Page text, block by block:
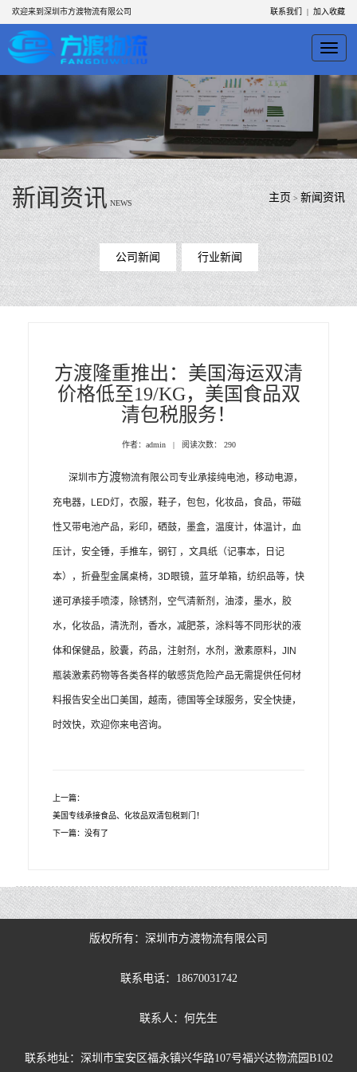
欢迎来到深圳市方渡物流有限公司 联系我们 | 加入收藏
Toggle
新闻资讯 NEWS 主页 > 新闻资讯
公司新闻 行业新闻
方渡隆重推出：美国海运双清
价格低至19/KG，美国食品双
清包税服务！
作者：admin | 阅读次数： 290
深圳市方渡物流有限公司 专业承接纯电池，移动电源，
充电器， LED灯，衣服，鞋子，包包，化妆品，食品，带磁
性又带电池产品，彩印，硒鼓，墨盒，温度计，体温计，血
压计，安全锤，手推车，钢钉 ，文具纸（记事本，日记
本），折叠型金属桌椅， 3D眼镜，蓝牙单箱，纺织品等，快
递可承接手喷漆，除锈剂，空气清新剂，油漆，墨水，胶
水，化妆品，清洗剂，香水，减肥茶，涂料等不同形状的液
体和保健品，胶囊，药品，注射剂，水剂，激素原料， JIN
瓶装激素药物等各类各样的敏感货危险产品无需提供任何材
料报告安全出口美国，越南，德国等全球服务，安全快捷，
时效快，欢迎你来电咨询。
上一篇：
美国专线承接食品、化妆品双清包税到门！
下一篇：没有了
版权所有：深圳市方渡物流有限公司
联系电话：18670031742
联系人：何先生
联系地址：深圳市宝安区福永镇兴华路107号福兴达物流园B102